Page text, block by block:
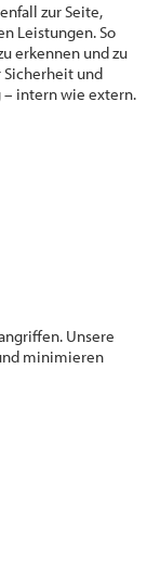
zur Seite,
Leistungen. So
erkennen und zu
und
intern wie extern.
Unsere
minimieren